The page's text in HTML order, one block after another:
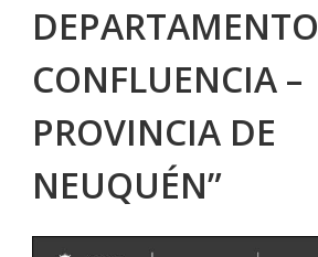
DEPARTAMENTO
CONFLUENCIA –
PROVINCIA DE
NEUQUÉN”